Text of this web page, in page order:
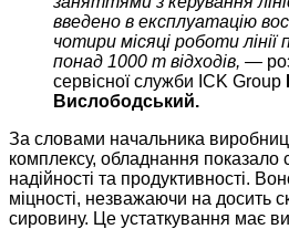
введено в експлуатацію
чотири місяці роботи лінії
понад 1000 т відходів, —
сервісної служби ICK Group
Вислободський.
За словами начальника
комплексу, обладнання
надійності та продуктивності.
міцності, незважаючи на досить
сировину. Це устаткування має